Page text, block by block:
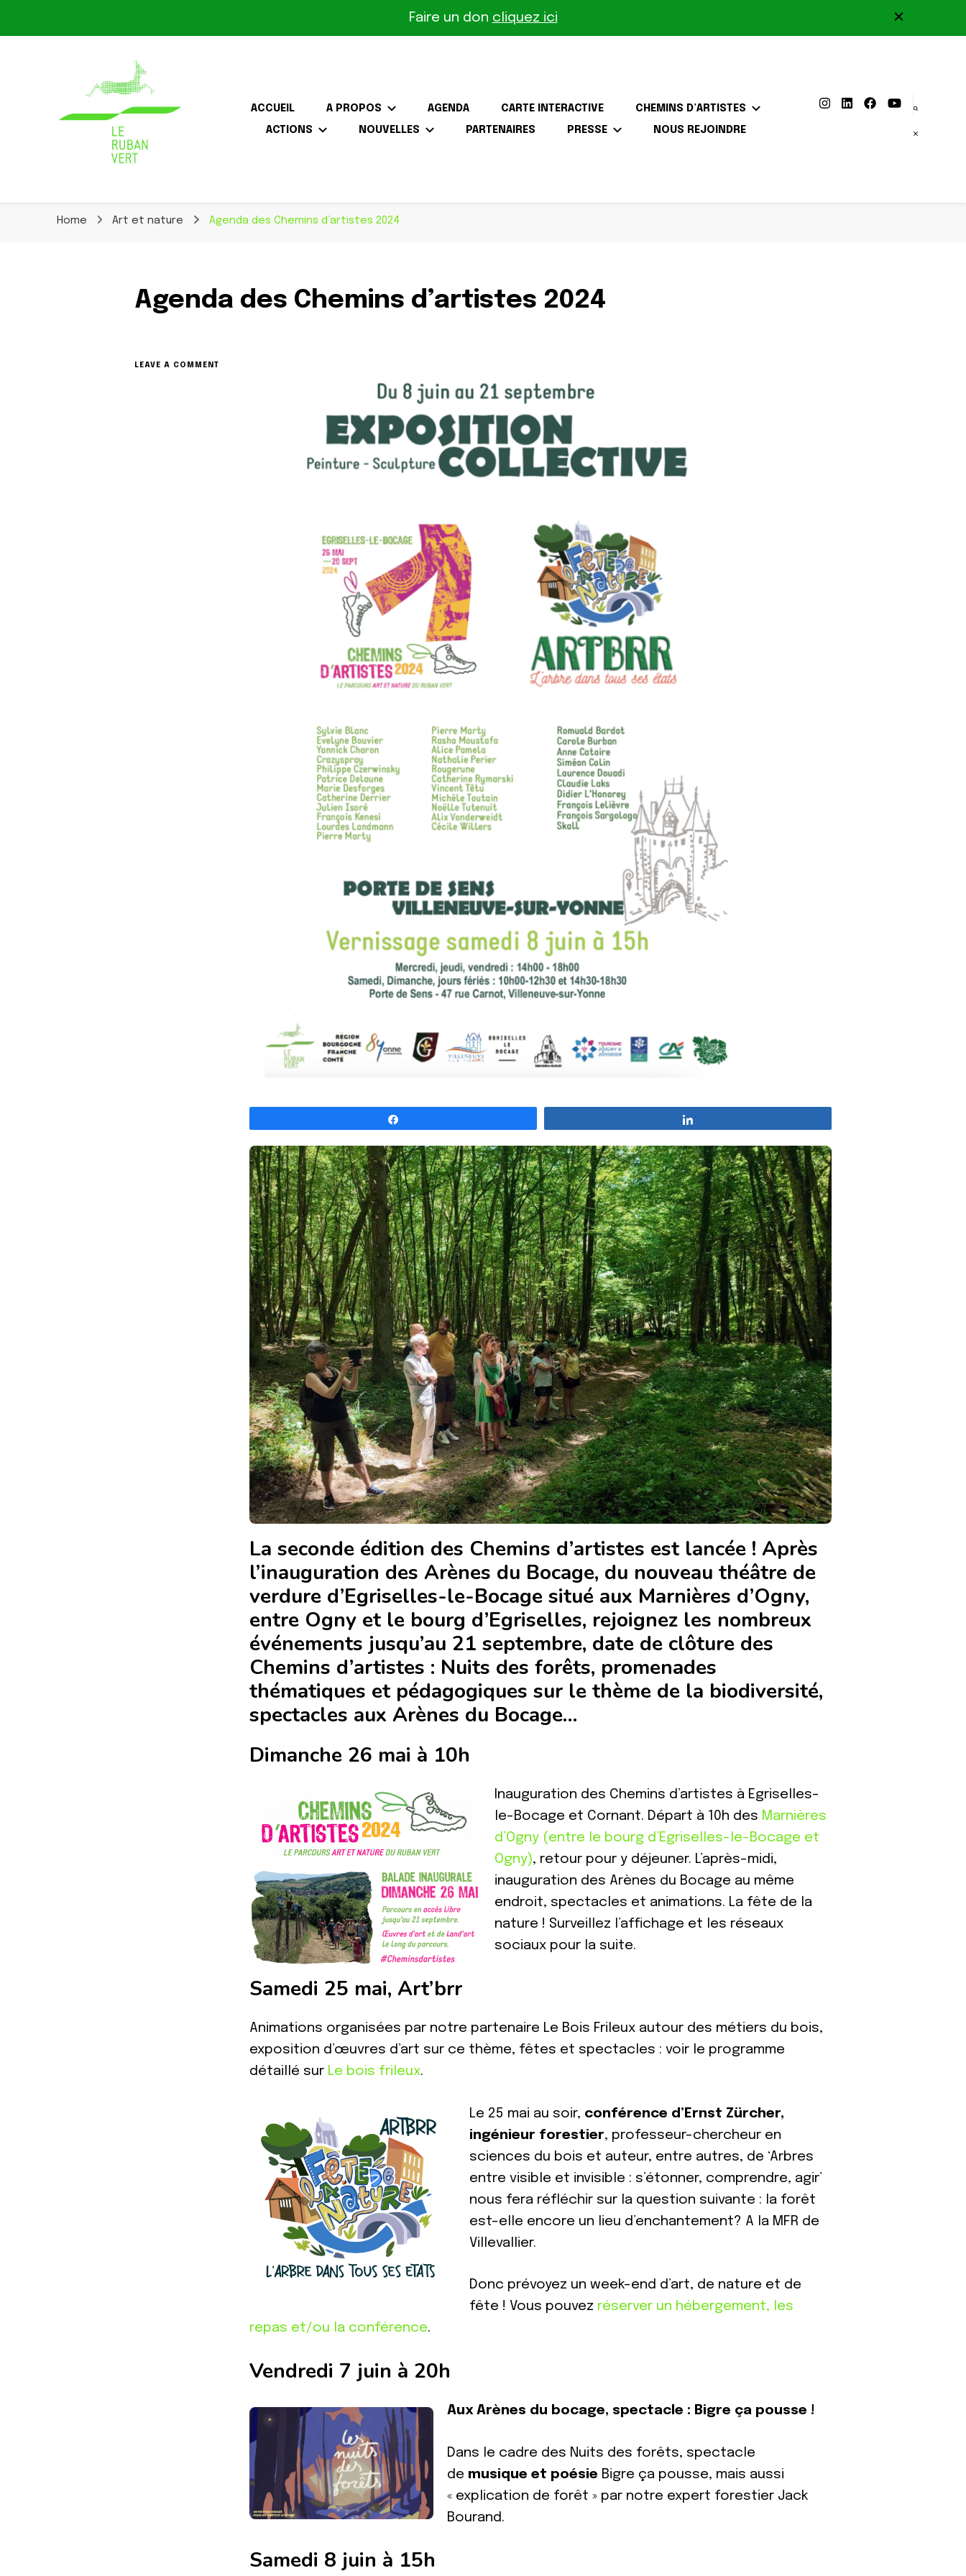
Faire un don cliquez ici
ACCUEIL A PROPOS AGENDA CARTE INTERACTIVE
CHEMINS D’ARTISTES
ACTIONS
NOUVELLES PARTENAIRES PRESSE NOUS REJOINDRE
Home Art et nature Agenda des Chemins d’artistes 2024
Agenda des Chemins d’artistes 2024
LEAVE A COMMENT
La seconde édition des Chemins d’artistes est lancée ! Après
l’inauguration des Arènes du Bocage, du nouveau théâtre de
verdure d’Egriselles-le-Bocage situé aux Marnières d’Ogny,
entre Ogny et le bourg d’Egriselles, rejoignez les nombreux
événements jusqu’au 21 septembre, date de clôture des
Chemins d’artistes : Nuits des forêts, promenades
thématiques et pédagogiques sur le thème de la biodiversité,
spectacles aux Arènes du Bocage…
Dimanche 26 mai à 10h
Inauguration des Chemins d’artistes à Egriselles-
le-Bocage et Cornant. Départ à 10h des Marnières
d’Ogny (entre le bourg d’Egriselles-le-Bocage et
Ogny), retour pour y déjeuner. L’après-midi,
inauguration des Arènes du Bocage au même
endroit, spectacles et animations. La fête de la
nature ! Surveillez l’affichage et les réseaux
sociaux pour la suite.
Samedi 25 mai, Art’brr
Animations organisées par notre partenaire Le Bois Frileux autour des métiers du bois,
exposition d’œuvres d’art sur ce thème, fêtes et spectacles : voir le programme
détaillé sur Le bois frileux.
Le 25 mai au soir, conférence d’Ernst Zürcher,
ingénieur forestier, professeur-chercheur en
sciences du bois et auteur, entre autres, de ‘Arbres
entre visible et invisible : s’étonner, comprendre, agir’
nous fera réfléchir sur la question suivante : la forêt
est-elle encore un lieu d’enchantement? A la MFR de
Villevallier.
Donc prévoyez un week-end d’art, de nature et de
fête ! Vous pouvez réserver un hébergement, les
repas et/ou la conférence.
Vendredi 7 juin à 20h
Aux Arènes du bocage, spectacle : Bigre ça pousse !
Dans le cadre des Nuits des forêts, spectacle
de musique et poésie Bigre ça pousse, mais aussi
« explication de forêt » par notre expert forestier Jack
Bourand.
Samedi 8 juin à 15h